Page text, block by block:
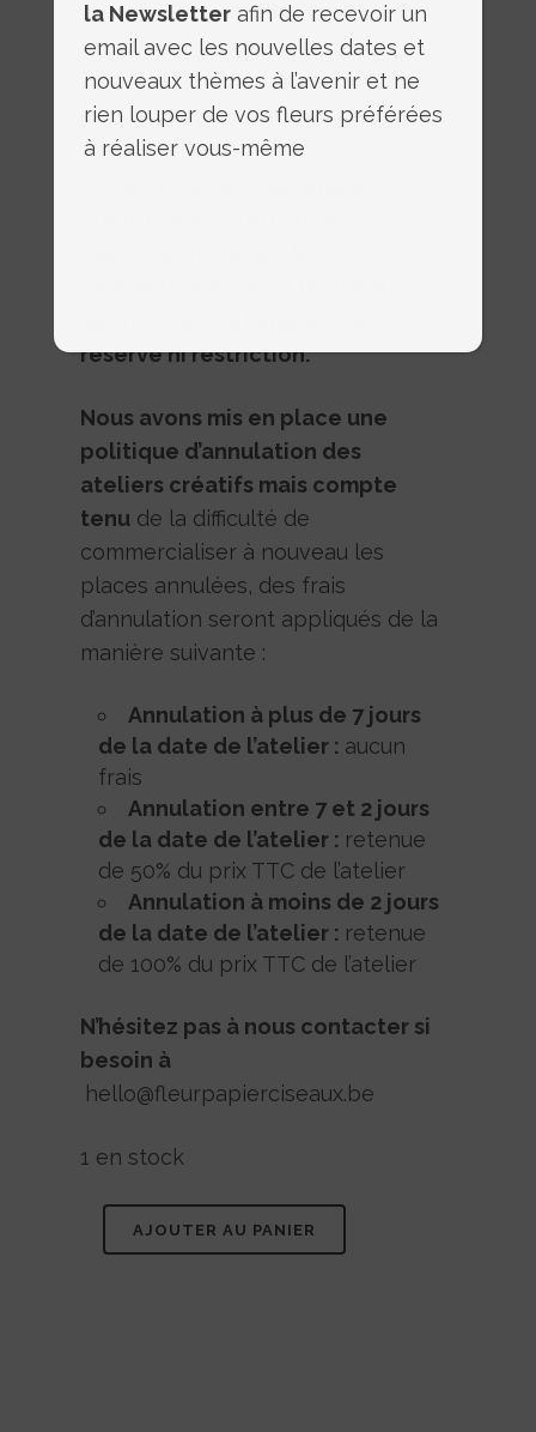
En validant votre commande,
vous confirmez avoir pris
connaissance et accepter les
présentes CGV sur les conditions
d’annulation et de
réserve ni restriction.
Nous avons mis en place une
politique d’annulation des
ateliers créatifs mais compte
tenude la difficulté de
commercialiser à nouveau les
places annulées, des frais
d’annulation seront appliqués de la
manière suivante :
Annulation à plus de 7 jours
de la date de l’atelier : aucun
frais
Annulation entre 7 et 2 jours
de la date de l’atelier : retenue
de 50% du prix TTC de l’atelier
Annulation à moins de 2 jours
de la date de l’atelier : retenue
de 100% du prix TTC de l’atelier
N’hésitez pas à nous contacter si
besoin à
hello@fleurpapierciseaux.be
1 en stock
AJOUTER AU PANIER
la Newsletterafin de recevoir un
email avec les nouvelles dates et
nouveaux thèmes à l’avenir et ne
rien louper de vos fleurs préférées
à réaliser vous-même